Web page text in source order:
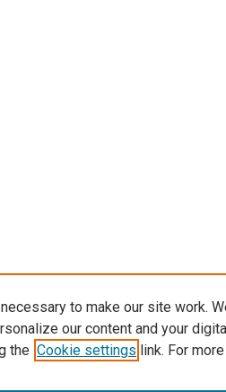
to make our site work.
our content and your
the Cookie settings link. For